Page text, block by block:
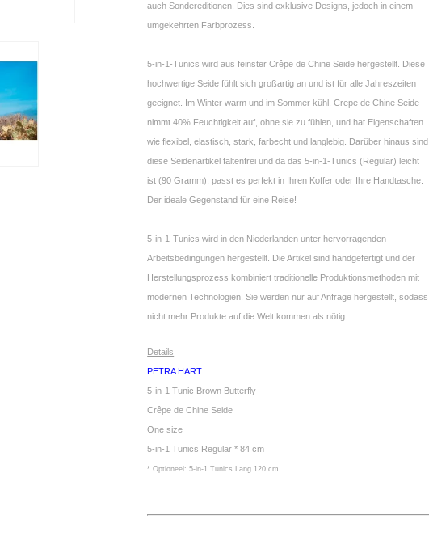
auch Sondereditionen. Dies sind exklusive Designs, jedoch in einem
umgekehrten Farbprozess.
5-in-1-Tunics wird aus feinster Crêpe de Chine Seide hergestellt. Diese
hochwertige Seide fühlt sich großartig an und ist für alle Jahreszeiten
geeignet. Im Winter warm und im Sommer kühl. Crepe de Chine Seide
nimmt 40% Feuchtigkeit auf, ohne sie zu fühlen, und hat Eigenschaften
wie flexibel, elastisch, stark, farbecht und langlebig. Darüber hinaus sind
diese Seidenartikel faltenfrei und da das 5-in-1-Tunics (Regular) leicht
ist (90 Gramm), passt es perfekt in Ihren Koffer oder Ihre Handtasche.
Der ideale Gegenstand für eine Reise!
5-in-1-Tunics wird in den Niederlanden unter hervorragenden
Arbeitsbedingungen hergestellt. Die Artikel sind handgefertigt und der
Herstellungsprozess kombiniert traditionelle Produktionsmethoden mit
modernen Technologien. Sie werden nur auf Anfrage hergestellt, sodass
nicht mehr Produkte auf die Welt kommen als nötig.
Details
PETRA HART
5-in-1 Tunic Brown Butterfly
Crêpe de Chine Seide
One size
5-in-1 Tunics Regular * 84 cm
* Optioneel: 5-in-1 Tunics Lang 120 cm